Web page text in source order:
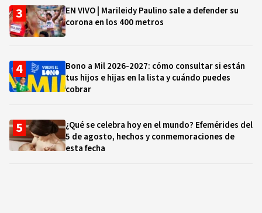
EN VIVO | Marileidy Paulino sale a defender su
corona en los 400 metros
Bono a Mil 2026-2027: cómo consultar si están
tus hijos e hijas en la lista y cuándo puedes
cobrar
¿Qué se celebra hoy en el mundo? Efemérides del
5 de agosto, hechos y conmemoraciones de
esta fecha